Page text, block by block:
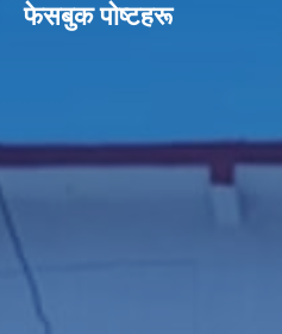
फेसबुक पाेष्टहरू